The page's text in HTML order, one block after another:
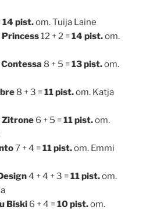
14 pist.om. Tuija Laine
12 + 2 =14 pist.om.
8 + 5 =13 pist.om.
8 + 3 =11 pist.om. Katja
Zitrone 6 + 5 =11 pist.om.
7 + 4 =11 pist.om. Emmi
4 + 4 + 3 =11 pist.om.
Biski 6 + 4 =10 pist.om.